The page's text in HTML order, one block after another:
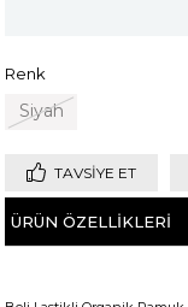
Renk
Siyah
TAVSIYE ET
ÜRÜN ÖZELLIKLERI